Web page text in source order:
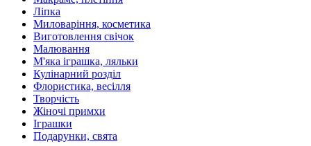
Ліпка
Миловаріння, косметика
Виготовлення свічок
Малювання
М'яка іграшка, ляльки
Кулінарний розділ
Флористика, весілля
Творчість
Жіночі примхи
Іграшки
Подарунки, свята